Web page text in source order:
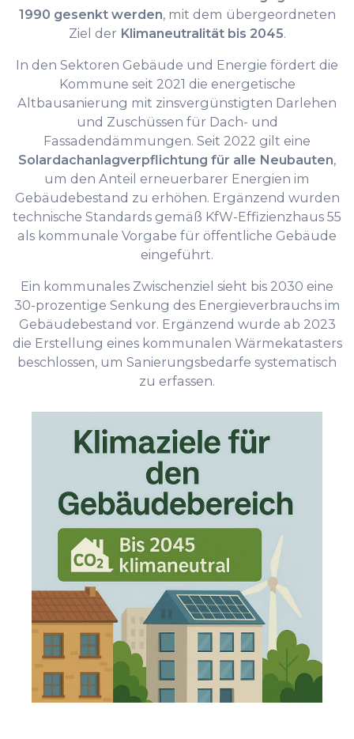
1990 gesenkt werden, mit dem übergeordneten
Ziel der Klimaneutralität bis 2045.
In den Sektoren Gebäude und Energie fördert die
Kommune seit 2021 die energetische
Altbausanierung mit zinsvergünstigten Darlehen
und Zuschüssen für Dach- und
Fassadendämmungen. Seit 2022 gilt eine
Solardachanlagverpflichtung für alle Neubauten,
um den Anteil erneuerbarer Energien im
Gebäudebestand zu erhöhen. Ergänzend wurden
technische Standards gemäß KfW-Effizienzhaus 55
als kommunale Vorgabe für öffentliche Gebäude
eingeführt.
Ein kommunales Zwischenziel sieht bis 2030 eine
30-prozentige Senkung des Energieverbrauchs im
Gebäudebestand vor. Ergänzend wurde ab 2023
die Erstellung eines kommunalen Wärmekatasters
beschlossen, um Sanierungsbedarfe systematisch
zu erfassen.